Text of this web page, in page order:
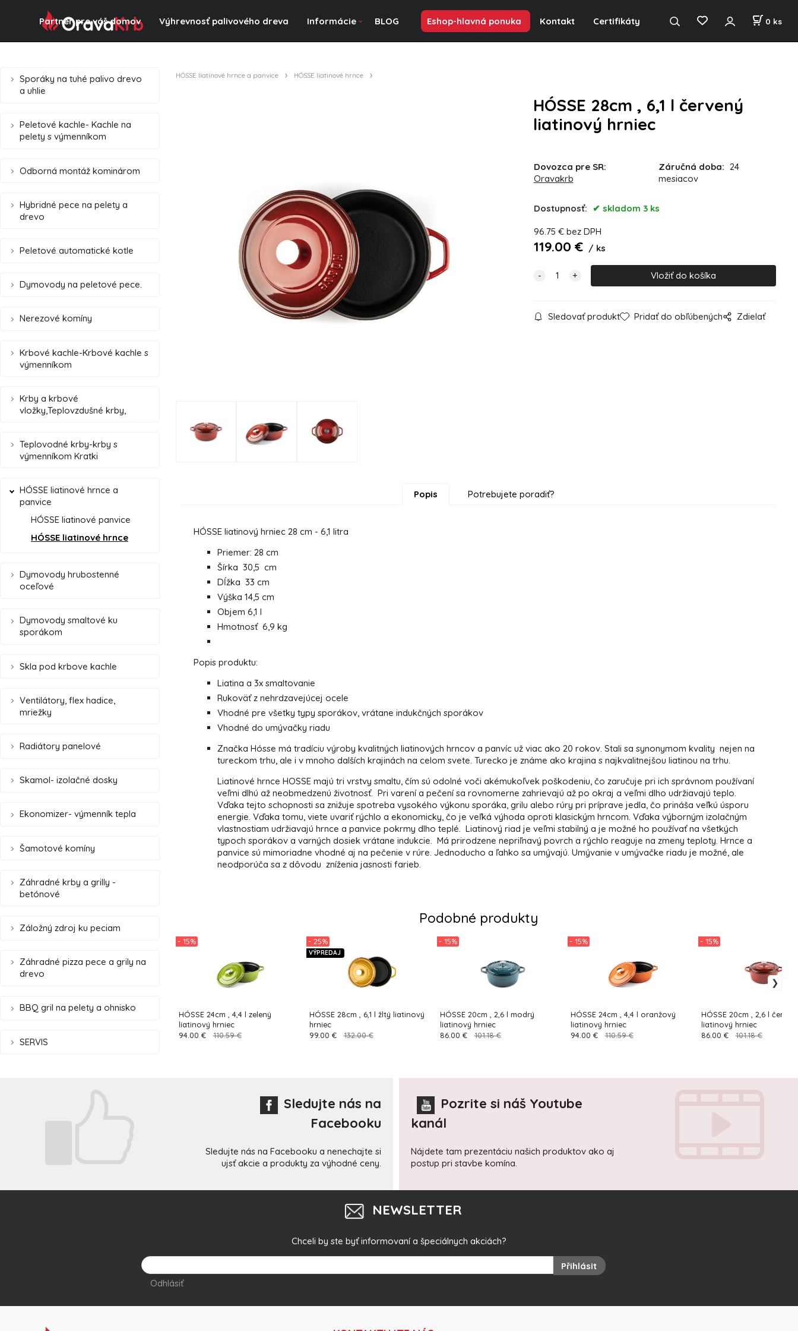
Partner pre váš domov Výhrevnosť palivového dreva Informácie BLOG Eshop-hlavná ponuka Kontakt Certifikáty 0 ks
Sporáky na tuhé palivo drevo
a uhlie
Peletové kachle- Kachle na
pelety s výmenníkom
Odborná montáž kominárom
Hybridné pece na pelety a
drevo
Peletové automatické kotle
Dymovody na peletové pece.
Nerezové komíny
Krbové kachle-Krbové kachle s
výmenníkom
Krby a krbové
vložky,Teplovzdušné krby,
Teplovodné krby-krby s
výmenníkom Kratki
HÓSSE liatinové hrnce a
panvice
HÓSSE liatinové panvice
HÓSSE liatinové hrnce
Dymovody hrubostenné
oceľové
Dymovody smaltové ku
sporákom
Skla pod krbove kachle
Ventilátory, flex hadice,
mriežky
Radiátory panelové
Skamol- izolačné dosky
Ekonomizer- výmenník tepla
Šamotové komíny
Záhradné krby a grilly -
betónové
Záložný zdroj ku peciam
Záhradné pizza pece a grily na
drevo
BBQ gril na pelety a ohnisko
SERVIS
HÓSSE liatinové hrnce a panvice HÓSSE liatinové hrnce
HÓSSE 28cm , 6,1 l červený
liatinový hrniec
Dovozca pre SR:
Oravakrb
Záručná doba: 24
mesiacov
Dostupnosť: skladom 3 ks
96.75 € bez DPH
119.00 € ks
Sledovať produkt Pridať do obľúbených Zdielať
Popis Potrebujete poradiť?
HÓSSE liatinový hrniec 28 cm - 6,1 litra
Priemer: 28 cm
Šírka 30,5 cm
Dĺžka 33 cm
Výška 14,5 cm
Objem 6,1 l
Hmotnosť 6,9 kg
Popis produktu:
Liatina a 3x smaltovanie
Rukoväť z nehrdzavejúcej ocele
Vhodné pre všetky typy sporákov, vrátane indukčných sporákov
Vhodné do umývačky riadu
Značka Hósse má tradíciu výroby kvalitných liatinových hrncov a panvíc už viac ako 20 rokov. Stali sa synonymom kvality nejen na
tureckom trhu, ale i v mnoho dalších krajinách na celom svete. Turecko je známe ako krajina s najkvalitnejšou liatinou na trhu.
Liatinové hrnce HOSSE majú tri vrstvy smaltu, čím sú odolné voči akémukoľvek poškodeniu, čo zaručuje pri ich správnom používaní
veľmi dlhú až neobmedzenú životnosť. Pri varení a pečení sa rovnomerne zahrievajú až po okraj a veľmi dlho udržiavajú teplo.
Vďaka tejto schopnosti sa znižuje spotreba vysokého výkonu sporáka, grilu alebo rúry pri príprave jedla, čo prináša veľkú úsporu
energie. Vďaka tomu, viete uvariť rýchlo a ekonomicky, čo je veľká výhoda oproti klasickým hrncom. Vďaka výborným izolačným
vlastnostiam udržiavajú hrnce a panvice pokrmy dlho teplé. Liatinový riad je veľmi stabilný a je možné ho používať na všetkých
typoch sporákov a varných dosiek vrátane indukcie. Má prirodzene nepriľnavý povrch a rýchlo reaguje na zmeny teploty. Hrnce a
panvice sú mimoriadne vhodné aj na pečenie v rúre. Jednoducho a ľahko sa umývajú. Umývanie v umývačke riadu je možné, ale
neodporúča sa z dôvodu zníženia jasnosti farieb.
Podobné produkty
HÓSSE 24cm , 4,4 l zelený
liatinový hrniec
- 15%
94.00 € 110.59 €
HÓSSE 28cm , 6,1 l žltý liatinový
hrniec
VÝPREDAJ
- 25%
99.00 € 132.00 €
HÓSSE 20cm , 2,6 l modrý
liatinový hrniec
- 15%
86.00 € 101.18 €
HÓSSE 24cm , 4,4 l oranžový
liatinový hrniec
- 15%
94.00 € 110.59 €
HÓSSE 20cm , 2,6 l
liatinový hrniec
- 15%
86.00 € 101.18 €
Sledujte nás na
Facebooku
Sledujte nás na Facebooku a nenechajte si
ujsť akcie a produkty za výhodné ceny.
Pozrite si náš Youtube
kanál
Nájdete tam prezentáciu našich produktov ako aj
postup pri stavbe komína.
NEWSLETTER
Chceli by ste byť informovaní a špeciálnych akciách?
Přihlásit
Odhlásiť